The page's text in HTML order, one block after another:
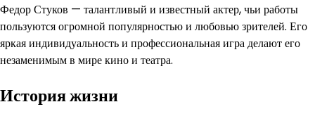
Федор Стуков — талантливый и известный актер, чьи работы
пользуются огромной популярностью и любовью зрителей. Его
яркая индивидуальность и профессиональная игра делают его
незаменимым в мире кино и театра.
История жизни